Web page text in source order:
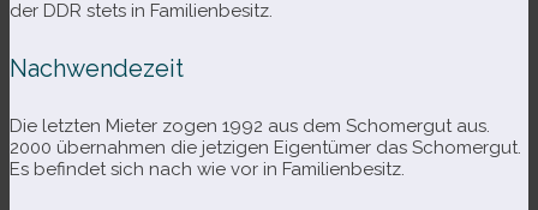
der DDR stets in Familienbesitz.
Nachwendezeit
Die letz­ten Mieter zogen 1992 aus dem Schomergut aus.
2000 über­nah­men die jet­zi­gen Eigentümer das Schomergut.
Es befin­det sich nach wie vor in Familienbesitz.